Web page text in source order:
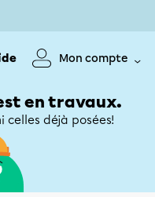
Mon compte
en travaux.
déjà posées!